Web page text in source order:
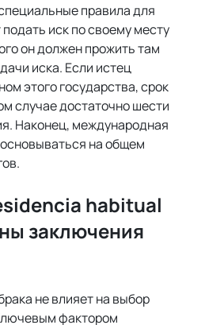
правила для
иск по своему месту
он должен прожить там
иска. Если истец
этого государства, срок
случае достаточно шести
Наконец, международная
на общем
habitual
заключения
не влияет на выбор
фактором